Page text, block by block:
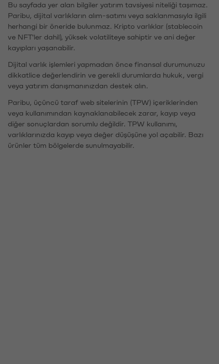
Bu sayfada yer alan bilgiler yatırım tavsiyesi niteliği taşımaz.
Paribu, dijital varlıkların alım-satımı veya saklanmasıyla ilgili
herhangi bir öneride bulunmaz. Kripto varlıklar (stablecoin
ve NFT'ler dahil), yüksek volatiliteye sahiptir ve ani değer
kayıpları yaşanabilir.
Dijital varlık işlemleri yapmadan önce finansal durumunuzu
dikkatlice değerlendirin ve gerekli durumlarda hukuk, vergi
veya yatırım danışmanınızdan destek alın.
Paribu, üçüncü taraf web sitelerinin (TPW) içeriklerinden
veya kullanımından kaynaklanabilecek zarar, kayıp veya
diğer sonuçlardan sorumlu değildir. TPW kullanımı,
varlıklarınızda kayıp veya değer düşüşüne yol açabilir. Bazı
ürünler tüm bölgelerde sunulmayabilir.